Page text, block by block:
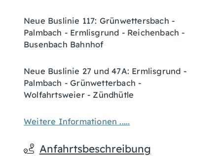
Neue Buslinie 117: Grünwettersbach -
Palmbach - Ermlisgrund - Reichenbach -
Busenbach Bahnhof
Neue Buslinie 27 und 47A: Ermlisgrund -
Palmbach - Grünwetterbach -
Wolfahrtsweier - Zündhütle
Weitere Informationen .....
Anfahrtsbeschreibung